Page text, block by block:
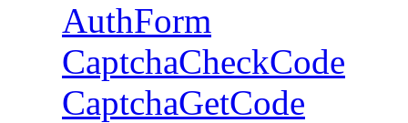
AuthForm
CaptchaCheckCode
CaptchaGetCode